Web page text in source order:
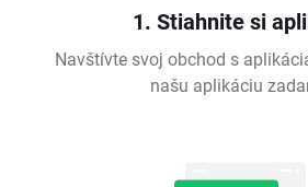
1. Stiahnite si
Navštívte svoj obchod s
našu aplikáciu